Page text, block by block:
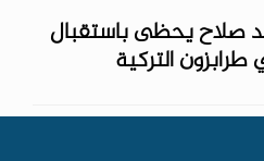
صلاح يحظى باستقبال
التركية